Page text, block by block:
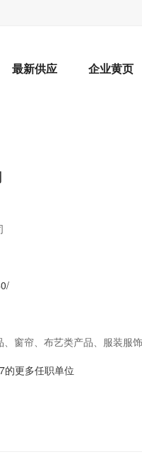
最新供应 企业黄页
窗帘、布艺类产品、服装服
艺美术品、抽纱刺绣工艺品
的更多任职单位